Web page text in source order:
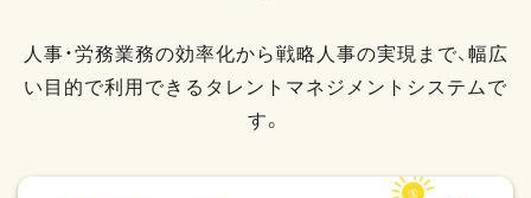
人事・労務業務の効率化から戦略人事の実現まで、幅広
い目的で利用できるタレントマネジメントシステムで
す。